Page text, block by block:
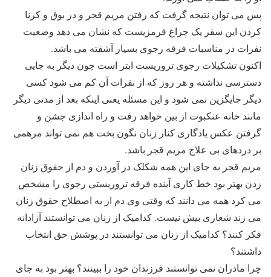
پس می توان نتیجه گرفت که رفتن مریم قجر و در بوق و کرنا
کردن این سفر یک چراغ قرمزیست که نشان می دهد وضعیت
نفرات در مناسبات فرقه رجوی بسیار آشفته می باشد.
اکنون تشکیلات رجوی تروریست ابتر است چون دیگر به جایی
دسترسی نداشته و هر روز که از نفرات آن کم می شود کسی
دیگر جایگزین نمی شود و این مسئله یعنی اینکه بعد از مدتی دیگر
مانند خانه عنکبوت از بین خواهد رفت و راه اندازی جشن و
گرفتن عکس یادگاری کنار زنان نگون بخت هم نمی تواند مرهمی
بر دردهای بی علاج مریم قجر باشد.
مریم قجر به جای این همه شکلک در آوردن و دم از حقوق زنان
زدن بهتر بود خط کاری آینده فرقه تروریستی رجوی را مشخص
می کرد همه می دانند که وقتی وی دم از به اصطلاح حقوق زنان
می زند شعاری بیش نیست. کدامیک از زنان می توانستند آزادانه
فکر کنند؟ کدامیک از زنان می توانستند در پوشش حق انتخاب
داشتند؟
چرا مادران نمی توانستند فرزندان خود را ببینند؟ بهتر بود به جای